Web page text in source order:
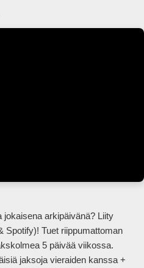
Spotify)! Tuet riippumattoman
5 päivää viikossa.
jaksoja vieraiden kanssa +